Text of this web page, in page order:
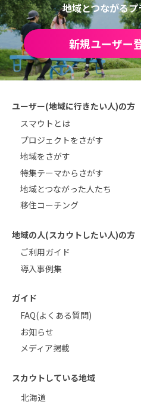
地域とつながる
新規ユーザー
ユーザー(地域に行きたい人)の方
スマウトとは
プロジェクトをさがす
地域をさがす
特集テーマからさがす
地域とつながった人たち
移住コーチング
地域の人(スカウトしたい人)の方
ご利用ガイド
導入事例集
ガイド
FAQ(よくある質問)
お知らせ
メディア掲載
スカウトしている地域
北海道